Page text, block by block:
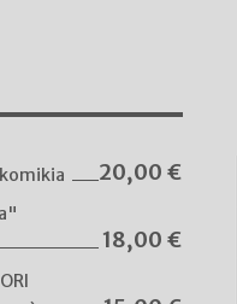
20,00 €
18,00 €